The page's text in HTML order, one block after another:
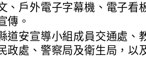
、戶外電子字幕機、電子看
傳。
道安宣導小組成員交通處、
政處、警察局及衛生局，以